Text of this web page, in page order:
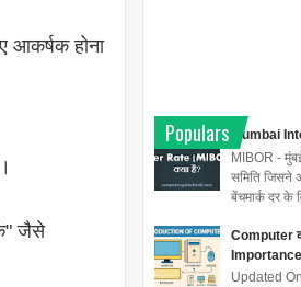
आकर्षक होना
जैसे
Populars
Mumbai
MIBOR -
समिति जिसने
बेंचमार्क दर के
Computer
Importance
Updated